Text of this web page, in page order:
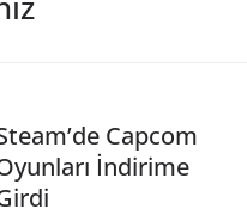
Capcom
İndirime